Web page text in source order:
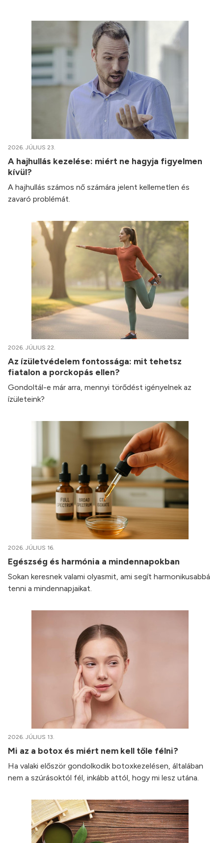
2026. JÚLIUS 23.
A hajhullás kezelése: miért ne hagyja figyelmen
kívül?
A hajhullás számos nő számára jelent kellemetlen és
zavaró problémát.
2026. JÚLIUS 22.
Az ízületvédelem fontossága: mit tehetsz
fiatalon a porckopás ellen?
Gondoltál-e már arra, mennyi törődést igényelnek az
ízületeink?
2026. JÚLIUS 16.
Egészség és harmónia a mindennapokban
Sokan keresnek valami olyasmit, ami segít harmonikusabbá
tenni a mindennapjaikat.
2026. JÚLIUS 13.
Mi az a botox és miért nem kell tőle félni?
Ha valaki először gondolkodik botoxkezelésen, általában
nem a szúrásoktól fél, inkább attól, hogy mi lesz utána.